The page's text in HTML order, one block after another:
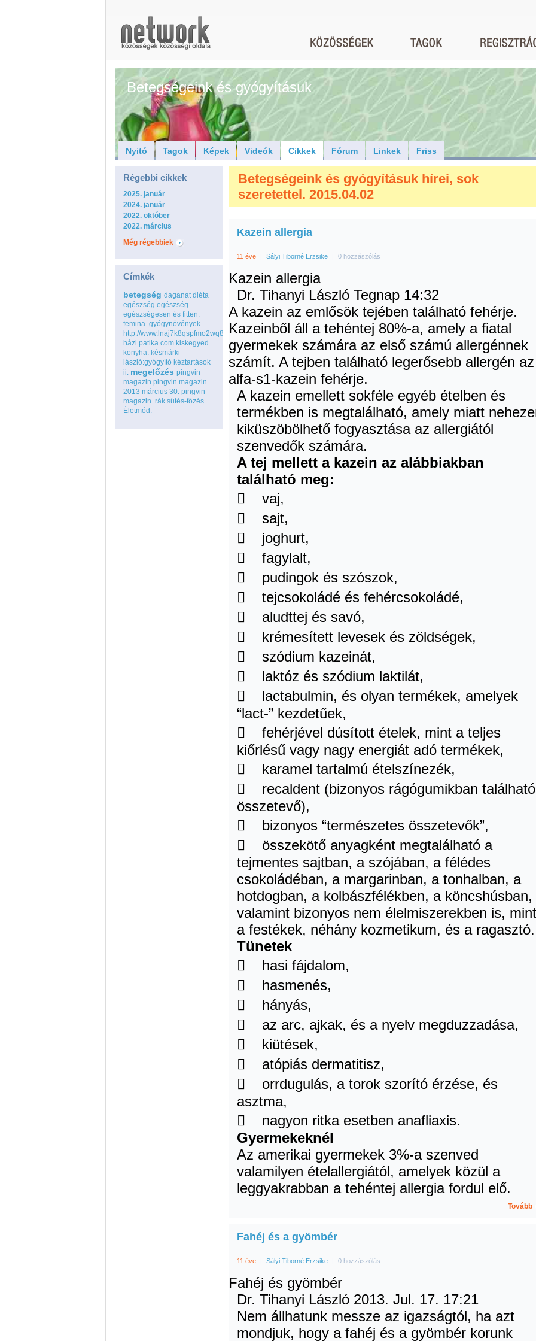
Betegségeink és gyógyításuk
Nyitó Tagok Képek Videók Cikkek Fórum Linkek Friss
Régebbi cikkek
2025. január
2024. január
2022. október
2022. március
Még régebbiek
Címkék
betegség daganat diéta
egészség egészség.
egészségesen és fitten.
femina. gyógynövények
http://www.lnaj7k8qspfmo2wq8go.com
házi patika.com kiskegyed.
konyha. késmárki
lászló:gyógyító kéztartások
ii. megelőzés pingvin
magazin pingvin magazin
2013 március 30. pingvin
magazin. rák sütés-főzés.
Életmód.
Betegségeink és gyógyításuk hírei, sok
szeretettel. 2015.04.02
Kazein allergia
11 éve | Sályi Tiborné Erzsike | 0 hozzászólás
Kazein allergia
Dr. Tihanyi László Tegnap 14:32
A kazein az emlősök tejében található fehérje.
Kazeinből áll a tehéntej 80%-a, amely a fiatal
gyermekek számára az első számú allergénnek
számít. A tejben található legerősebb allergén az
alfa-s1-kazein fehérje.
A kazein emellett sokféle egyéb ételben és
termékben is megtalálható, amely miatt
kiküszöbölhető fogyasztása az allergiától
szenvedők számára.
A tej mellett a kazein az alábbiakban
található meg:
 vaj,
 sajt,
 joghurt,
 fagylalt,
 pudingok és szószok,
 tejcsokoládé és fehércsokoládé,
 aludttej és savó,
 krémesített levesek és zöldségek,
 szódium kazeinát,
 laktóz és szódium laktilát,
 lactabulmin, és olyan termékek, amelyek
“lact-” kezdetűek,
 fehérjével dúsított ételek, mint a teljes
kiőrlésű vagy nagy energiát adó termékek,
 karamel tartalmú ételszínezék,
 recaldent (bizonyos rágógumikban található
összetevő),
 bizonyos “természetes összetevők”,
 összekötő anyagként megtalálható a
tejmentes sajtban, a szójában, a félédes
csokoládéban, a margarinban, a tonhalban, a
hotdogban, a kolbászfélékben, a köncshúsban,
valamint bizonyos nem élelmiszerekben is, mint
a festékek, néhány kozmetikum, és a
Tünetek
 hasi fájdalom,
 hasmenés,
 hányás,
 az arc, ajkak, és a nyelv megduzzadása,
 kiütések,
 atópiás dermatitisz,
 orrdugulás, a torok szorító érzése, és
asztma,
 nagyon ritka esetben anafliaxis.
Gyermekeknél
Az amerikai gyermekek 3%-a szenved
valamilyen ételallergiától, amelyek közül a
leggyakrabban a tehéntej allergia fordul elő.
Tovább
Fahéj és a gyömbér
11 éve | Sályi Tiborné Erzsike | 0 hozzászólás
Fahéj és gyömbér
Dr. Tihanyi László 2013. Jul. 17. 17:21
Nem állhatunk messze az igazságtól, ha azt
mondjuk, hogy a fahéj és a gyömbér korunk